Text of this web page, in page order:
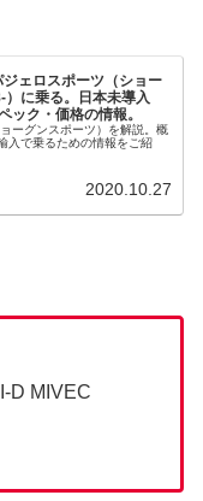
ェロスポーツ（ショー
に乗る。日本未導入
ック・価格の情報。
ーグンスポーツ）を解説。概
入で乗るための情報をご紹
2020.10.27
D MIVEC